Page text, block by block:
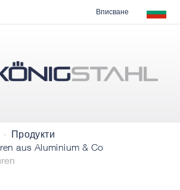
Вписване
Продукти
aus Aluminium & Co